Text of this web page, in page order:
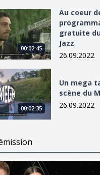
la programmation
00:02:45
Au coeur
gratuite
Jazz
26.09.2022
sur la scène du
00:02:35
Un mega
scène du
26.09.2022